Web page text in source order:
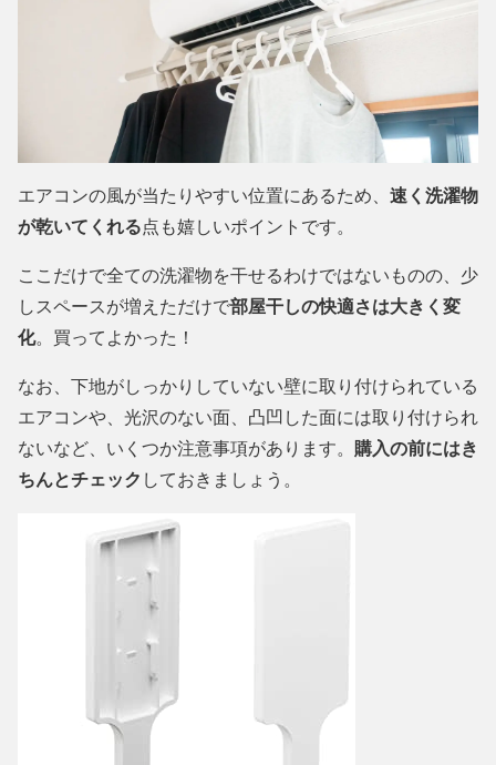
エアコンの風が当たりやすい位置にあるため、 速く洗濯物
が乾いてくれる点も嬉しいポイントです。
ここだけで全ての洗濯物を干せるわけではないものの、少
しスペースが増えただけで部屋干しの快適さは大きく変
化。買ってよかった！
なお、下地がしっかりしていない壁に取り付けられている
エアコンや、光沢のない面、凸凹した面には取り付けられ
ないなど、いくつか注意事項があります。 購入の前にはき
ちんとチェック しておきましょう。